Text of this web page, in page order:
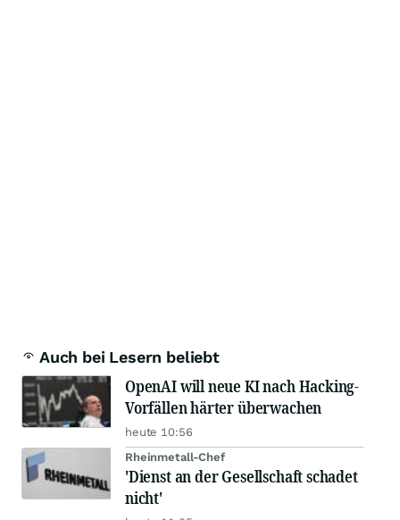
Auch bei Lesern beliebt
OpenAI will neue KI nach Hacking-
Vorfällen härter überwachen
heute 10:56
Rheinmetall-Chef
'Dienst an der Gesellschaft schadet
nicht'